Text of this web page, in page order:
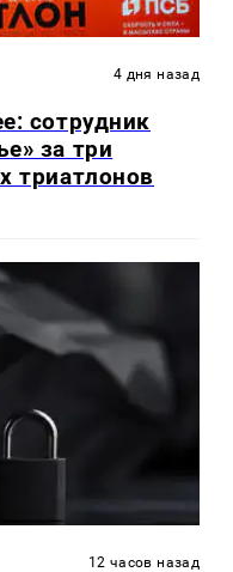
4 дня назад
сотрудник
за три
триатлонов
12 часов назад